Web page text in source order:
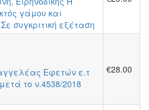
γάμου και
συγκριτική εξέταση
Εφετών ε.τ
το ν.4538/2018
€28.00